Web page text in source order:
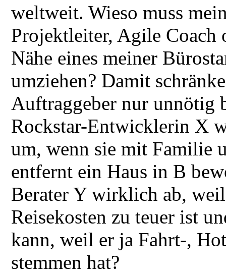
weltweit. Wieso muss
Projektleiter, Agile Coach
Nähe eines meiner
umziehen? Damit
Auftraggeber nur unnötig
Rockstar-Entwicklerin X
um, wenn sie mit Familie
entfernt ein Haus in B
Berater Y wirklich ab,
Reisekosten zu teuer ist
kann, weil er ja Fahrt-,
stemmen hat?